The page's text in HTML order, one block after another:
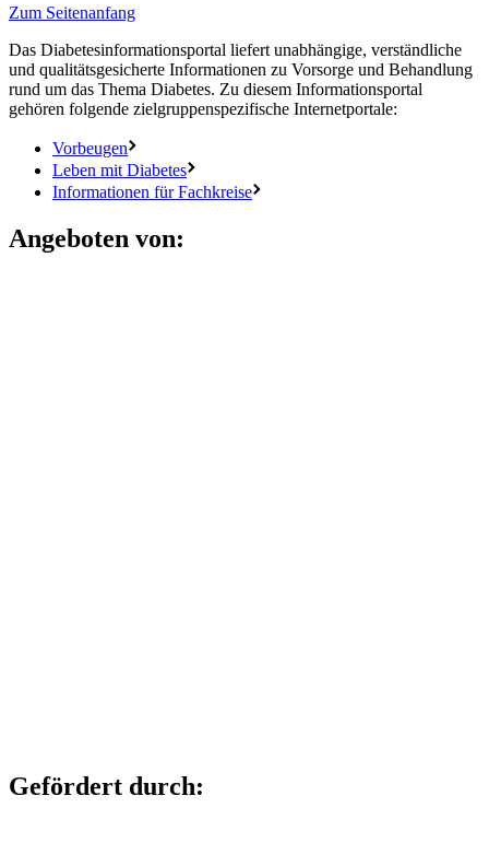
Zum Seitenanfang
Das Diabetesinformationsportal liefert unabhängige, verständliche
und qualitätsgesicherte Informationen zu Vorsorge und Behandlung
rund um das Thema Diabetes. Zu diesem Informationsportal
gehören folgende zielgruppenspezifische Internetportale:
Vorbeugen
Leben mit Diabetes
Informationen für Fachkreise
Angeboten von:
Gefördert durch: